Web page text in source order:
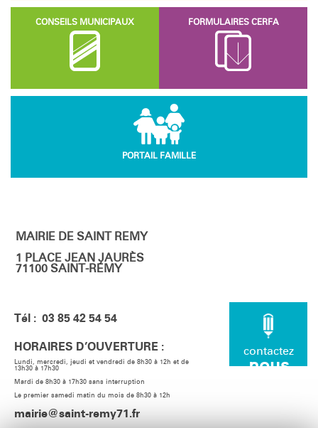
CONSEILS MUNICIPAUX FORMULAIRES CERFA
PORTAIL FAMILLE
MAIRIE DE SAINT REMY
1 PLACE JEAN JAURÈS
71100 SAINT-RÉMY
Tél : 03 85 42 54 54
HORAIRES D’OUVERTURE :
Lundi, mercredi, jeudi et vendredi de 8h30 à 12h et de
13h30 à 17h30
Mardi de 8h30 à 17h30 sans interruption
Le premier samedi matin du mois de 8h30 à 12h
mairie@saint-remy71.fr
contactez
nous